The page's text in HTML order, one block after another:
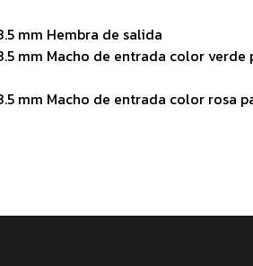
mm Hembra de salida
mm Macho de entrada color verde
mm Macho de entrada color rosa